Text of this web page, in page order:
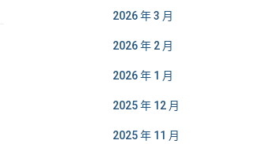
2026 年 3 月
2026 年 2 月
2026 年 1 月
2025 年 12 月
2025 年 11 月